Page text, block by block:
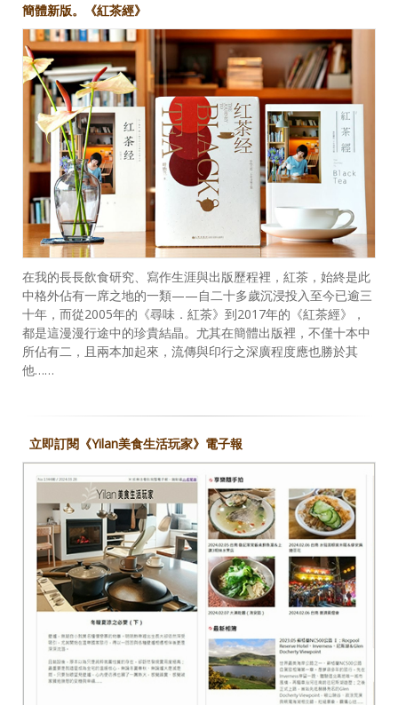
簡體新版。《紅茶經》
在我的長長飲食研究、寫作生涯與出版歷程裡，紅茶，始終是此
中格外佔有一席之地的一類——自二十多歲沉浸投入至今已逾三
十年，而從2005年的《尋味．紅茶》到2017年的《紅茶經》，
都是這漫漫行途中的珍貴結晶。尤其在簡體出版裡，不僅十本中
所佔有二，且兩本加起來，流傳與印行之深廣程度應也勝於其
他……
立即訂閱《Yilan美食生活玩家》電子報